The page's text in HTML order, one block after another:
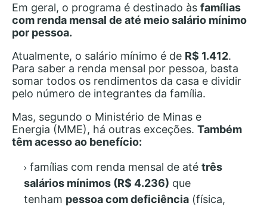
Em geral, o programa é destinado às famílias
com renda mensal de até meio salário mínimo
por pessoa.
Atualmente, o salário mínimo é de R$ 1.412.
Para saber a renda mensal por pessoa, basta
somar todos os rendimentos da casa e dividir
pelo número de integrantes da família.
Mas, segundo o Ministério de Minas e
Energia (MME), há outras exceções. Também
têm acesso ao benefício:
famílias com renda mensal de até três
salários mínimos (R$ 4.236) que
tenham pessoa com deficiência (física,